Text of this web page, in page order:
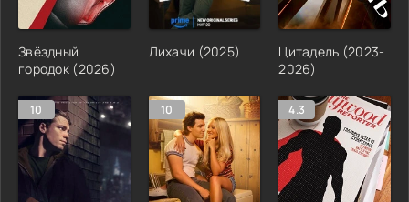
Звёздный
городок (2026)
Лихачи (2025)
Цитадель (2023-
2026)
10 10 4.3